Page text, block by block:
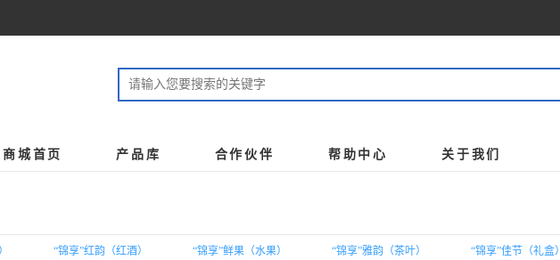
商城首页 产品库 合作伙伴 帮助中心 关于我们
“锦享”红韵（红酒） “锦享”鲜果（水果） “锦享”雅韵（茶叶） “锦享”佳节（礼盒）